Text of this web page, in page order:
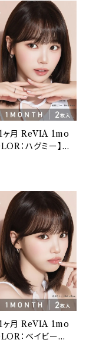
レにくい
ヶ月 ReVIA 1mo
：ハグミー】
月 １箱２枚 度
キ
にくい
ヶ月 ReVIA 1mo
：ベイビーバ